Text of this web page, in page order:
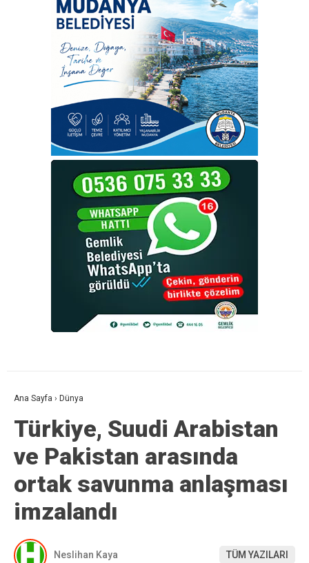
Ana Sayfa › Dünya
Türkiye, Suudi Arabistan
ve Pakistan arasında
ortak savunma anlaşması
imzalandı
Neslihan Kaya TÜM YAZILARI